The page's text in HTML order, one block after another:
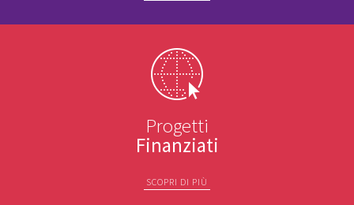
Progetti
Finanziati
SCOPRI DI PIÙ